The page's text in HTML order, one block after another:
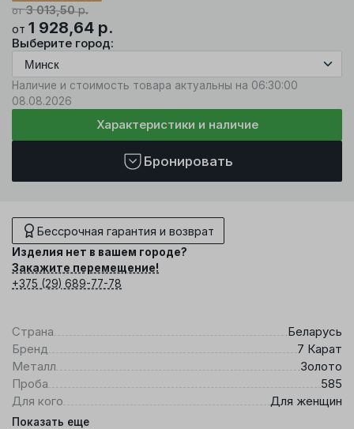
от3 013,50р.
от 1 928,64 р.
Выберите город:
Наличие и стоимость товара актуальны на 06:30:00
08.08.2026
Характеристики и наличие
Бронировать
Бессрочная гарантия и возврат
Изделия нет в вашем городе?
Закажите перемещение!
+375 (29) 689-77-78
Страна
Беларусь
Бренд
7 Карат
Металл
Золото
Проба
585
Для кого
Для женщин
Показать еще